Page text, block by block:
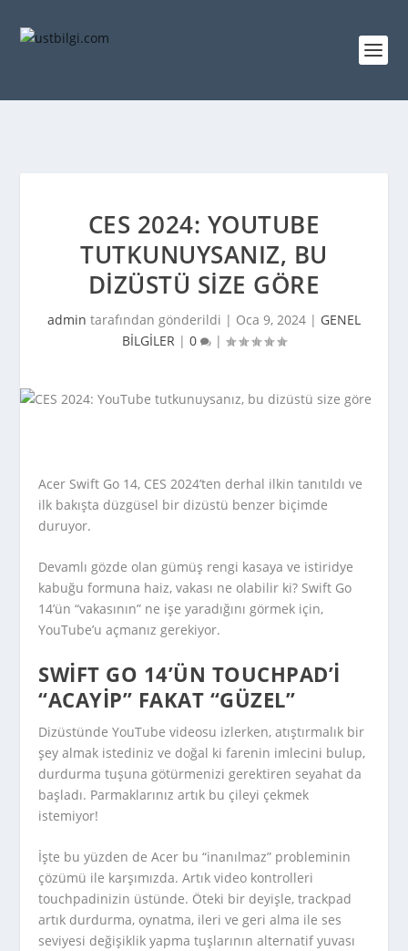
CES 2024: YOUTUBE
TUTKUNUYSANIZ, BU
DIZÜSTÜ SIZE GÖRE
admin tarafından gönderildi | Oca 9, 2024 | GENEL
BİLGİLER | 0 |
Acer Swift Go 14, CES 2024’ten derhal ilkin tanıtıldı ve
ilk bakışta düzgüsel bir dizüstü benzer biçimde
duruyor.
Devamlı gözde olan gümüş rengi kasaya ve istiridye
kabuğu formuna haiz, vakası ne olabilir ki? Swift Go
14’ün “vakasının” ne işe yaradığını görmek için,
YouTube’u açmanız gerekiyor.
SWIFT GO 14’ÜN TOUCHPAD’I
“ACAYIP” FAKAT “GÜZEL”
Dizüstünde YouTube videosu izlerken, atıştırmalık bir
şey almak istediniz ve doğal ki farenin imlecini bulup,
durdurma tuşuna götürmenizi gerektiren seyahat da
başladı. Parmaklarınız artık bu çileyi çekmek
istemiyor!
İşte bu yüzden de Acer bu “inanılmaz” probleminin
çözümü ile karşımızda. Artık video kontrolleri
touchpadinizin üstünde. Öteki bir deyişle, trackpad
artık durdurma, oynatma, ileri ve geri alma ile ses
seviyesi değişiklik yapma tuşlarının alternatif yuvası